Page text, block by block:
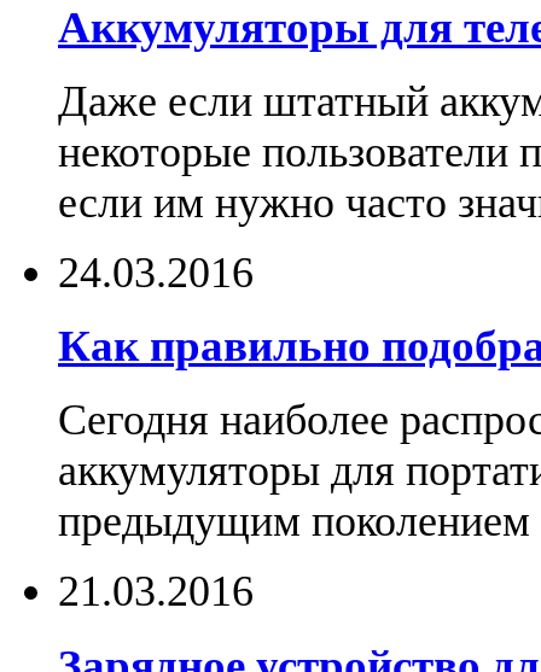
Аккумуляторы для
Даже если штатный
некоторые пользователи
если им нужно часто
24.03.2016
Как правильно
Сегодня наиболее
аккумуляторы для
предыдущим поколением
21.03.2016